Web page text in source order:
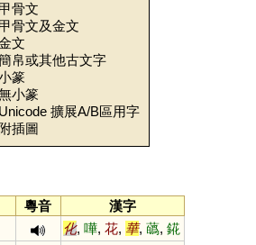
骨文
骨文及金文
文
帛或其他古文字
篆
小篆
擴展A/B區用字
插圖
粵音 漢字
化,嘩,花, 華,蘤,錵